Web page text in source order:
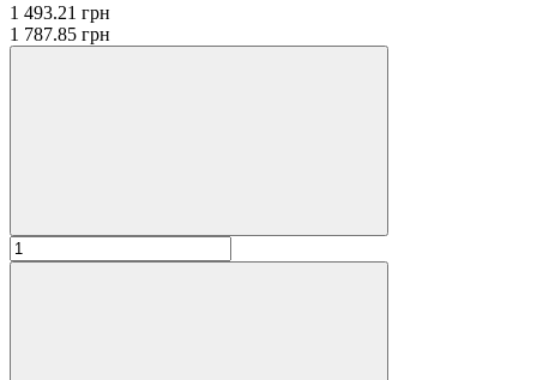
1 493.21 грн
1 787.85 грн